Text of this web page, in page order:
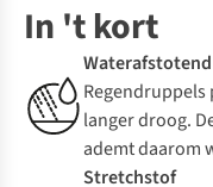
In 't kort
Waterafstotend
Regendruppels
langer droog.
ademt daarom
Stretchstof